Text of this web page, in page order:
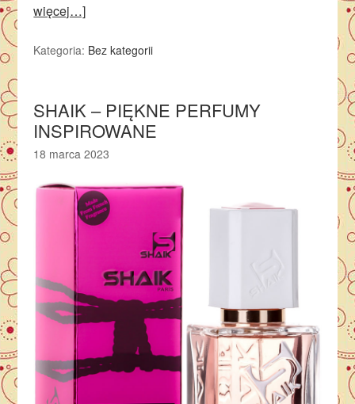
więcej…]
Kategoria: Bez kategorii
SHAIK – PIĘKNE PERFUMY
INSPIROWANE
18 marca 2023